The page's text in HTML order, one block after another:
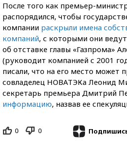
После того как премьер-
распорядился, чтобы
компании раскрыли имена
компаний, с которыми они
об отставке главы «Газпрома»
(руководит компанией с 2001
писали, что на его место может
совладелец НОВАТЭКа Леонид
секретарь премьера Дмитрий
информацию, назвав ее
0 0